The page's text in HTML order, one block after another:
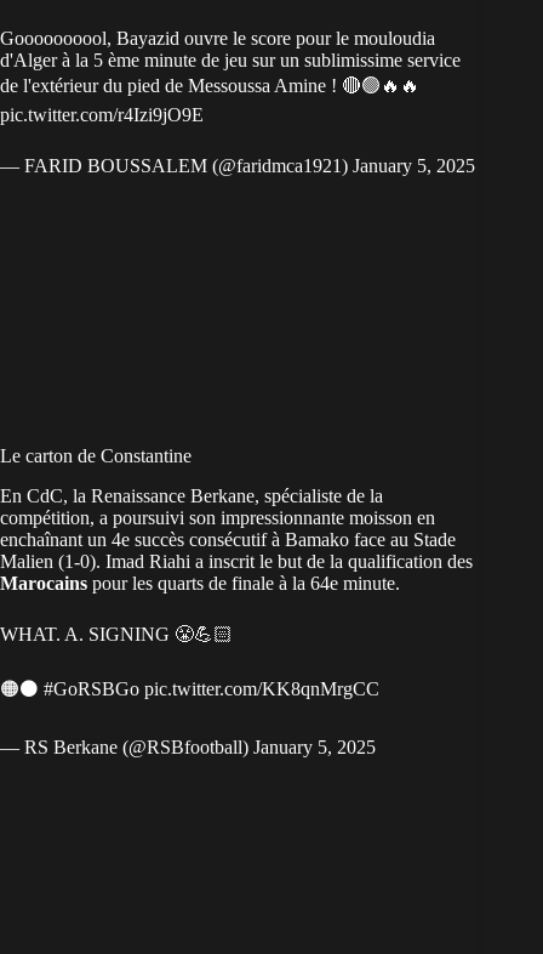
Goooooooool, Bayazid ouvre le score pour le mouloudia
d'Alger à la 5 ème minute de jeu sur un sublimissime service
de l'extérieur du pied de Messoussa Amine ! 🔴🟢🔥🔥
pic.twitter.com/r4Izi9jO9E
— FARID BOUSSALEM (@faridmca1921) January 5, 2025
Le carton de Constantine
En CdC, la Renaissance Berkane, spécialiste de la
compétition, a poursuivi son impressionnante moisson en
enchaînant un 4e succès consécutif à Bamako face au Stade
Malien (1-0). Imad Riahi a inscrit le but de la qualification des
Marocains pour les quarts de finale à la 64e minute.
WHAT. A. SIGNING 😤💪🏻
🟠⚫️ #GoRSBGo pic.twitter.com/KK8qnMrgCC
— RS Berkane (@RSBfootball) January 5, 2025